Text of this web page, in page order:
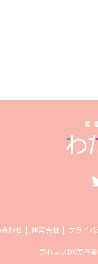
わせ 運営会社 プライ
売れコスDX実行